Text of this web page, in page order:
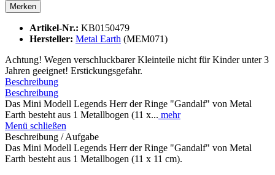
Merken
Artikel-Nr.: KB0150479
Hersteller: Metal Earth (MEM071)
Achtung! Wegen verschluckbarer Kleinteile nicht für Kinder unter 3
Jahren geeignet! Erstickungsgefahr.
Beschreibung
Beschreibung
Das Mini Modell Legends Herr der Ringe "Gandalf" von Metal
Earth besteht aus 1 Metallbogen (11 x... mehr
Menü schließen
Beschreibung / Aufgabe
Das Mini Modell Legends Herr der Ringe "Gandalf" von Metal
Earth besteht aus 1 Metallbogen (11 x 11 cm).